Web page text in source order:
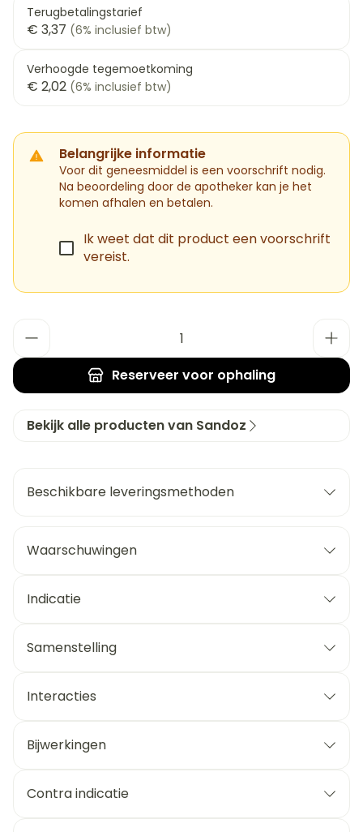
Terugbetalingstarief
€ 3,37 (6% inclusief btw)
Verhoogde tegemoetkoming
€ 2,02 (6% inclusief btw)
Belangrijke informatie
Voor dit geneesmiddel is een voorschrift nodig.
Na beoordeling door de apotheker kan je het
komen afhalen en betalen.
Ik weet dat dit product een voorschrift
vereist.
Reserveer voor ophaling
Bekijk alle producten van Sandoz
Beschikbare leveringsmethoden
Waarschuwingen
Indicatie
Samenstelling
Interacties
Bijwerkingen
Contra indicatie